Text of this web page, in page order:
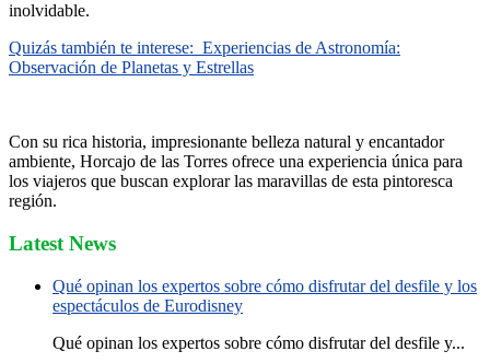
inolvidable.
Quizás también te interese: Experiencias de Astronomía:
Observación de Planetas y Estrellas
Con su rica historia, impresionante belleza natural y encantador
ambiente, Horcajo de las Torres ofrece una experiencia única para
los viajeros que buscan explorar las maravillas de esta pintoresca
región.
Latest News
Qué opinan los expertos sobre cómo disfrutar del desfile y los
espectáculos de Eurodisney
Qué opinan los expertos sobre cómo disfrutar del desfile y...